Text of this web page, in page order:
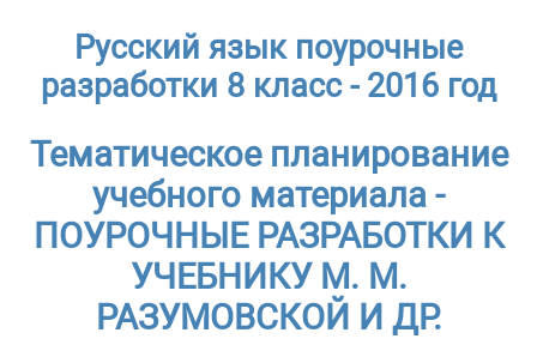
Русский язык поурочные
разработки 8 класс - 2016 год
Тематическое планирование
учебного материала -
ПОУРОЧНЫЕ РАЗРАБОТКИ К
УЧЕБНИКУ М. М.
РАЗУМОВСКОЙ И ДР.